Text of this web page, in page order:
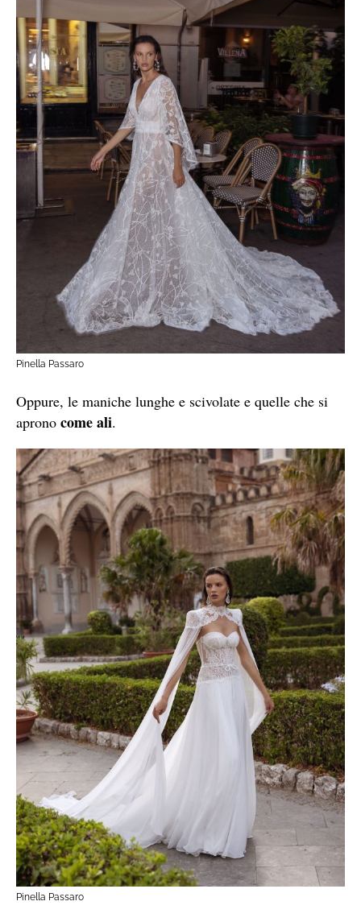
Pinella Passaro
Oppure, le maniche lunghe e scivolate e quelle che si
aprono come ali.
Pinella Passaro